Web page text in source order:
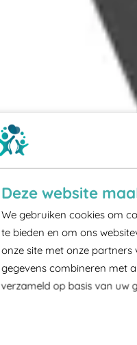
Deze website
We gebruiken cookies om
te bieden en om ons
onze site met onze partners
gegevens combineren met
verzameld op basis van uw